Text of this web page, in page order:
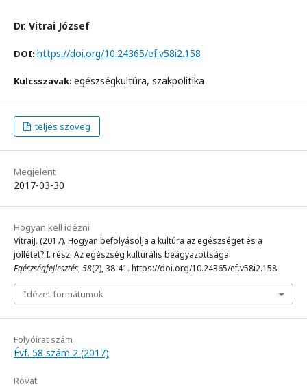
Dr. Vitrai József
DOI: https://doi.org/10.24365/ef.v58i2.158
Kulcsszavak: egészségkultúra, szakpolitika
teljes szöveg
Megjelent
2017-03-30
Hogyan kell idézni
VitraiJ. (2017). Hogyan befolyásolja a kultúra az egészséget és a
jóllétet? I. rész: Az egészség kulturális beágyazottsága.
Egészségfejlesztés,58(2), 38-41. https://doi.org/10.24365/ef.v58i2.158
Idézet formátumok
Folyóirat szám
Évf. 58 szám 2 (2017)
Rovat